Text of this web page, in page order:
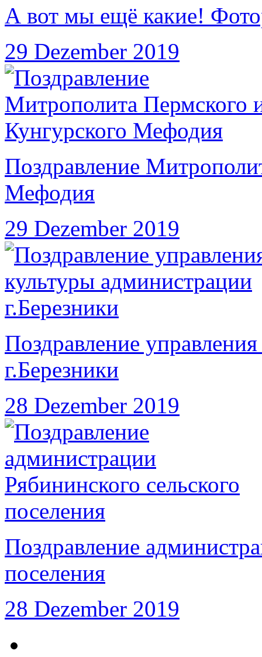
А вот мы ещё какие!
29 Dezember 2019
Поздравление
Мефодия
29 Dezember 2019
Поздравление
г.Березники
28 Dezember 2019
Поздравление
поселения
28 Dezember 2019